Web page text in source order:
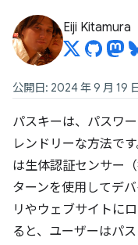
Eiji Kitamura
公開日: 2024 年 9 月 19
パスキーは、パスワ
レンドリーな方法で
は生体認証センサー
ターンを使用してデ
リやウェブサイトに
ると、ユーザーはパ